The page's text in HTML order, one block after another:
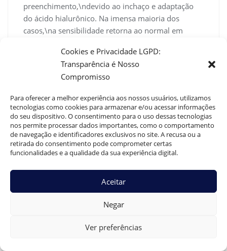
Cookies e Privacidade LGPD:
Transparência é Nosso
Compromisso
Para oferecer a melhor experiência aos nossos usuários, utilizamos
tecnologias como cookies para armazenar e/ou acessar informações
do seu dispositivo. O consentimento para o uso dessas tecnologias
nos permite processar dados importantes, como o comportamento
de navegação e identificadores exclusivos no site. A recusa ou a
retirada do consentimento pode comprometer certas
funcionalidades e a qualidade da sua experiência digital.
Aceitar
Negar
Ver preferências
preenchimento,\ndevido ao inchaço e adaptação
do ácido hialurônico. Na imensa maioria dos
casos,\na sensibilidade retorna ao normal em
o\nprocedimento é feito por profissional
experiente.”
{
“@type”: “Question”,
“name”: “Quanto tempo dura a perda de
sensibilidade?”,
“acceptedAnswer”: {
procedimento. Alterações mais duradouras são
raríssimas, e quando\nocorrem, devem ser
avaliadas por um especialista. A boa escolha do